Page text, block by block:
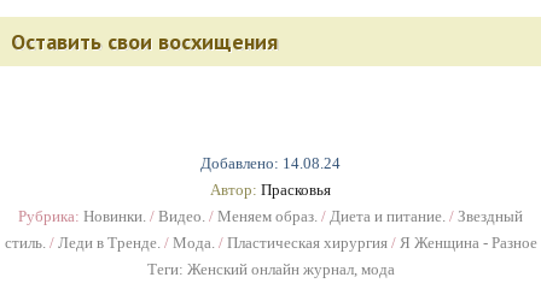
Добавлено: 14.08.24
Автор: Прасковья
Рубрика: Новинки. / Видео. / Меняем образ. / Диета и питание. / Звездный
стиль. / Леди в Тренде. / Мода. / Пластическая хирургия/ Я Женщина - Разное
Теги: Женский онлайн журнал, мода
Оставить свои восхищения